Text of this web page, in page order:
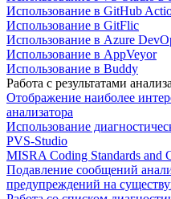
Использование в GitHub
Использование в GitFlic
Использование в Azure
Использование в AppVeyor
Использование в Buddy
Работа с результатами анализа
Отображение наиболее
анализатора
Использование
PVS-Studio
MISRA Coding Standards and
Подавление сообщений
предупреждений на